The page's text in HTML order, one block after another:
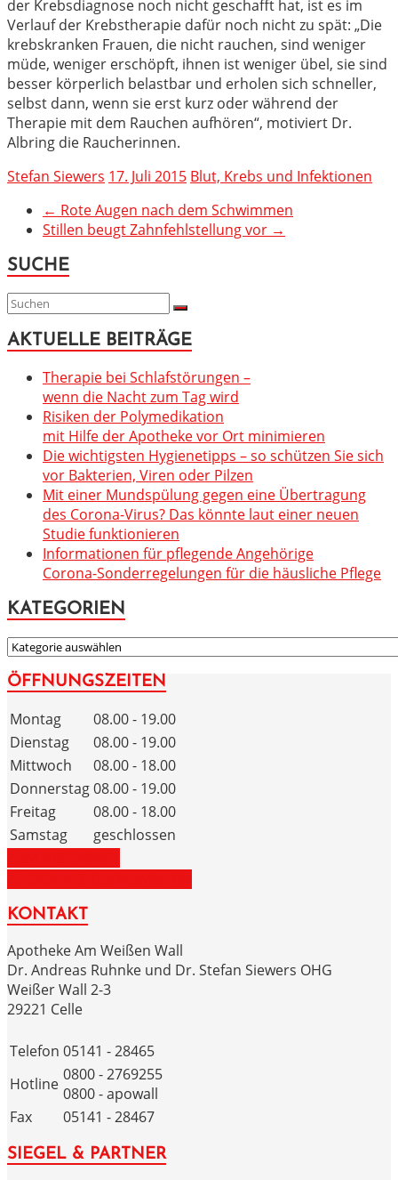
der Krebsdiagnose noch nicht geschafft hat, ist es im
Verlauf der Krebstherapie dafür noch nicht zu spät: „Die
krebskranken Frauen, die nicht rauchen, sind weniger
müde, weniger erschöpft, ihnen ist weniger übel, sie sind
besser körperlich belastbar und erholen sich schneller,
selbst dann, wenn sie erst kurz oder während der
Therapie mit dem Rauchen aufhören“, motiviert Dr.
Albring die Raucherinnen.
Stefan Siewers 17. Juli 2015 Blut, Krebs und Infektionen
← Rote Augen nach dem Schwimmen
Stillen beugt Zahnfehlstellung vor →
SUCHE
AKTUELLE BEITRÄGE
Therapie bei Schlafstörungen –
wenn die Nacht zum Tag wird
Risiken der Polymedikation
mit Hilfe der Apotheke vor Ort minimieren
Die wichtigsten Hygienetipps – so schützen Sie sich
vor Bakterien, Viren oder Pilzen
Mit einer Mundspülung gegen eine Übertragung
des Corona-Virus? Das könnte laut einer neuen
Studie funktionieren
Informationen für pflegende Angehörige
Corona-Sonderregelungen für die häusliche Pflege
KATEGORIEN
KATEGORIEN
ÖFFNUNGSZEITEN
Montag
08.00 - 19.00
Dienstag
08.00 - 19.00
Mittwoch
08.00 - 18.00
Donnerstag08.00 - 19.00
Freitag
08.00 - 18.00
Samstag
geschlossen
KONTAKT
Apotheke Am Weißen Wall
Dr. Andreas Ruhnke und Dr. Stefan Siewers OHG
Weißer Wall 2-3
29221 Celle
Telefon 05141 - 28465
Hotline 0800 - 2769255
0800 - apowall
Fax
05141 - 28467
SIEGEL & PARTNER